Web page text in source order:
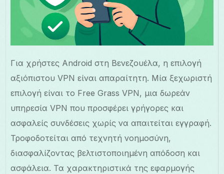
Για χρήστες Android στη Βενεζουέλα, η επιλογή
αξιόπιστου VPN είναι απαραίτητη. Μία ξεχωριστή
επιλογή είναι το Free Grass VPN, μια δωρεάν
υπηρεσία VPN που προσφέρει γρήγορες και
ασφαλείς συνδέσεις χωρίς να απαιτείται εγγραφή.
Τροφοδοτείται από τεχνητή νοημοσύνη,
διασφαλίζοντας βελτιστοποιημένη απόδοση και
ασφάλεια. Τα χαρακτηριστικά της εφαρμογής